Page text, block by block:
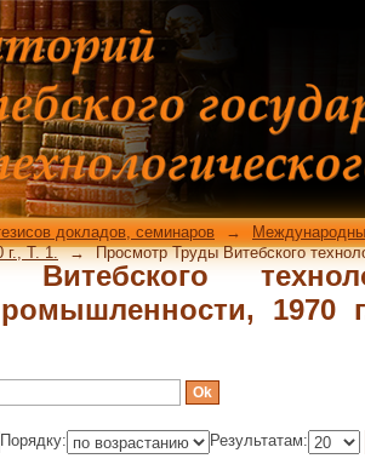
г., Т. 1. по названию
докладов, семинаров →
г., Т. 1.
→ Просмотр Труды Витебского
1970
Порядку: Результатам: